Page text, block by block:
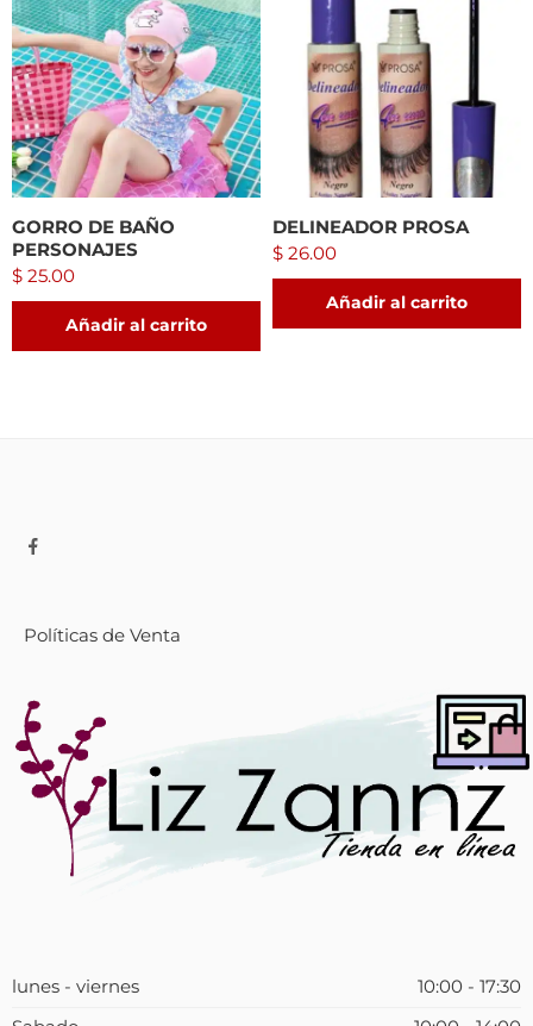
GORRO DE BAÑO
PERSONAJES
$ 25.00
Añadir al carrito
DELINEADOR PROSA
$ 26.00
Añadir al carrito
Políticas de Venta
lunes - viernes
10:00 - 17:30